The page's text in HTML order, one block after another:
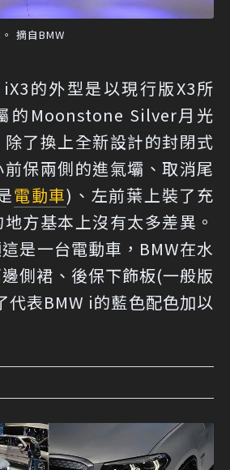
摘自BMW
的外型是以現行版X3所
的Moonstone Silver月光
了換上全新設計的封閉式
保兩側的進氣壩、取消尾
電動車)、左前葉上裝了充
方基本上沒有太多差異。
是一台電動車，BMW在水
側裙、後保下飾板(一般版
代表BMW i的藍色配色加以